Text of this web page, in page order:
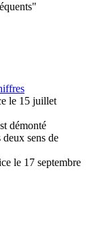
le 15 juillet
démonté
sens de
le 17 septembre